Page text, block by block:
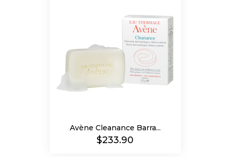
Avène Cleanance Barra...
Precio
$233.90